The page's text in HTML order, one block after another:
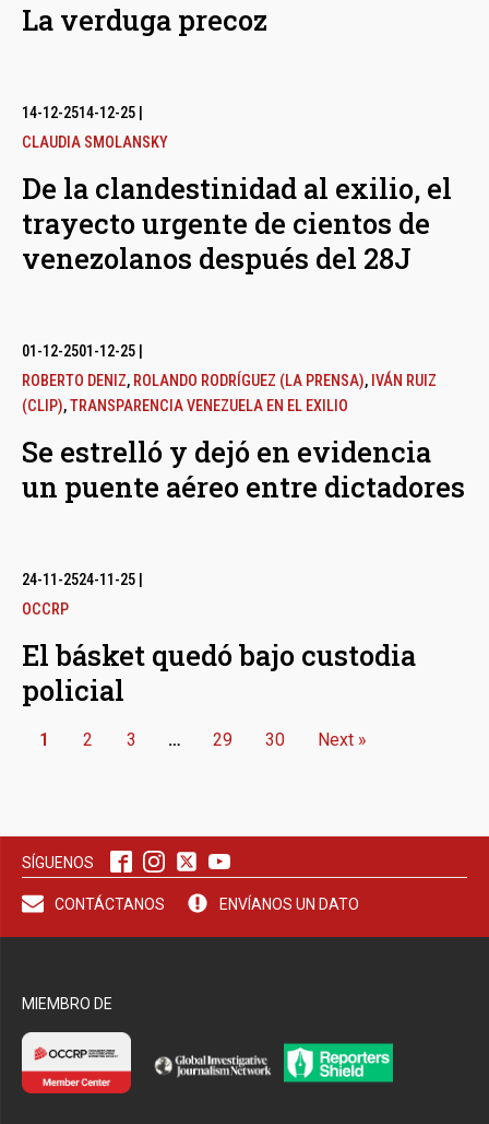
La verduga precoz
14-12-2514-12-25
CLAUDIA SMOLANSKY
De la clandestinidad al exilio, el
trayecto urgente de cientos de
venezolanos después del 28J
01-12-2501-12-25
ROBERTO DENIZ, ROLANDO RODRÍGUEZ (LA PRENSA), IVÁN RUIZ
(CLIP),TRANSPARENCIA VENEZUELA EN EL EXILIO
Se estrelló y dejó en evidencia
un puente aéreo entre dictadores
24-11-2524-11-25
OCCRP
El básket quedó bajo custodia
policial
1 2 3 … 29 30 Next »
SÍGUENOS
CONTÁCTANOS ENVÍANOS UN DATO
MIEMBRO DE